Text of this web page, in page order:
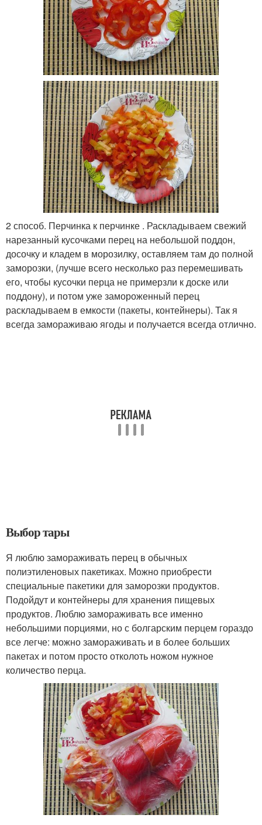
2 способ. Перчинка к перчинке . Раскладываем свежий
нарезанный кусочками перец на небольшой поддон,
досочку и кладем в морозилку, оставляем там до полной
заморозки, (лучше всего несколько раз перемешивать
его, чтобы кусочки перца не примерзли к доске или
поддону), и потом уже замороженный перец
раскладываем в емкости (пакеты, контейнеры). Так я
всегда замораживаю ягоды и получается всегда отлично.
Выбор тары
Я люблю замораживать перец в обычных
полиэтиленовых пакетиках. Можно приобрести
специальные пакетики для заморозки продуктов.
Подойдут и контейнеры для хранения пищевых
продуктов. Люблю замораживать все именно
небольшими порциями, но с болгарским перцем гораздо
все легче: можно замораживать и в более больших
пакетах и потом просто отколоть ножом нужное
количество перца.